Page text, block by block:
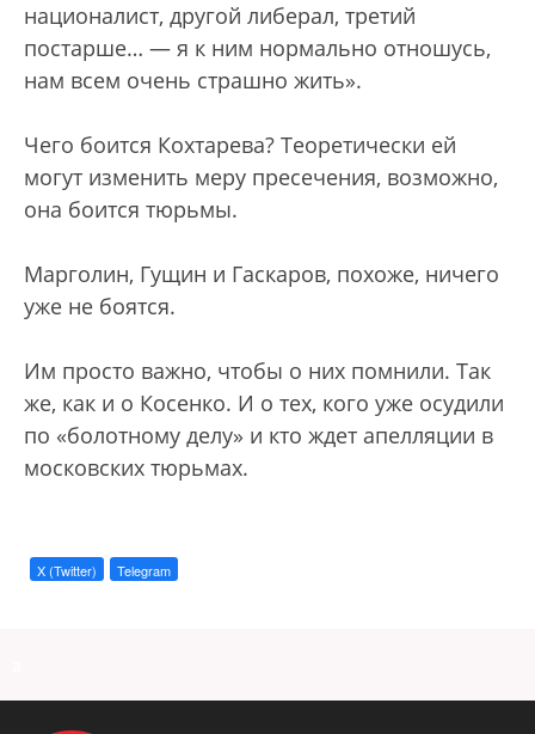
националист, другой либерал, третий
постарше… — я к ним нормально отношусь,
нам всем очень страшно жить».
Чего боится Кохтарева? Теоретически ей
могут изменить меру пресечения, возможно,
она боится тюрьмы.
Марголин, Гущин и Гаскаров, похоже, ничего
уже не боятся.
Им просто важно, чтобы о них помнили. Так
же, как и о Косенко. И о тех, кого уже осудили
по «болотному делу» и кто ждет апелляции в
московских тюрьмах.
X (Twitter) Telegram